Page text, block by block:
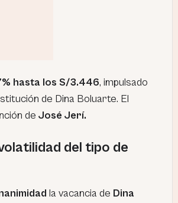
hasta los S/3.446, impulsado
de Dina Boluarte. El
de José Jerí.
del tipo de
la vacancia de Dina